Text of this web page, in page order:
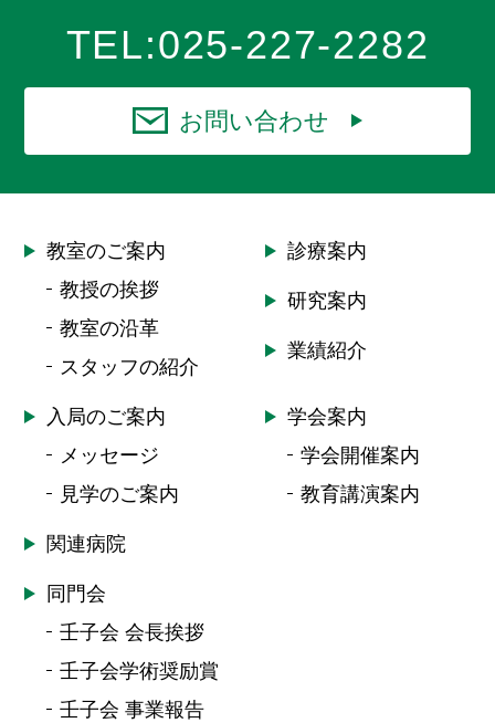
TEL:025-227-2282
お問い合わせ
教室のご案内
教授の挨拶
教室の沿革
スタッフの紹介
診療案内
研究案内
業績紹介
入局のご案内
メッセージ
見学のご案内
学会案内
学会開催案内
教育講演案内
関連病院
同門会
壬子会 会長挨拶
壬子会学術奨励賞
壬子会 事業報告